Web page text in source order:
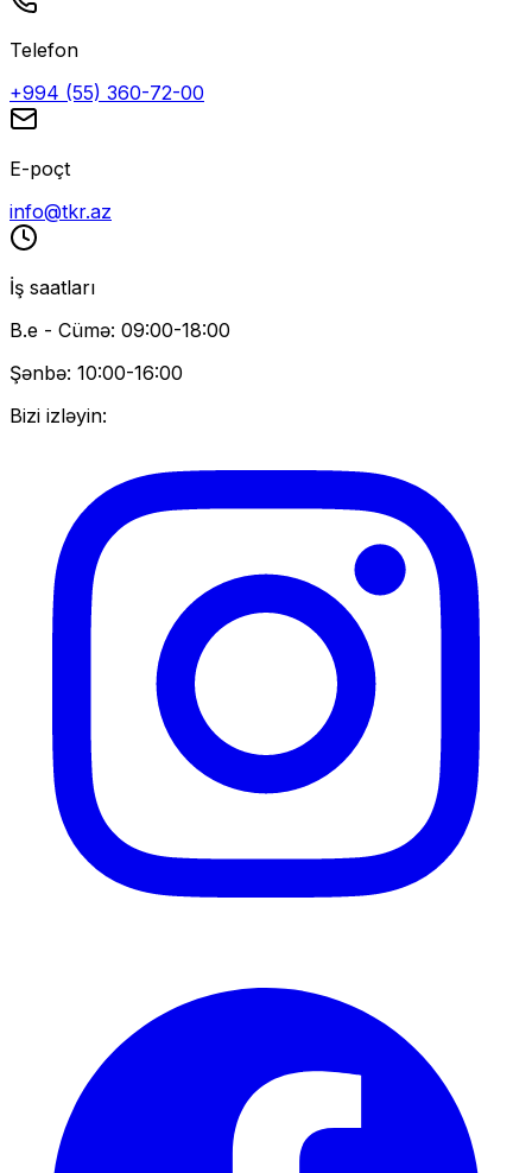
Telefon
+994 (55) 360-72-00
E-poçt
info@tkr.az
İş saatları
B.e - Cümə: 09:00-18:00
Şənbə: 10:00-16:00
Bizi izləyin: